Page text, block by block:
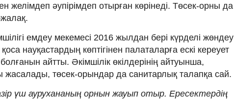
желімдеп әупірімдеп отырған көрінеді. Төсек-орны да
емдеу мекемесі 2016 жылдан бері күрделі жөндеу
науқастардың көптігінен палаталарға ескі кереует
болғанын айтты. Әкімшілік өкілдерінің айтуынша,
жасалады, төсек-орындар да санитарлық талапқа сай.
үш аурухананың орнын жауып отыр. Ересектердің